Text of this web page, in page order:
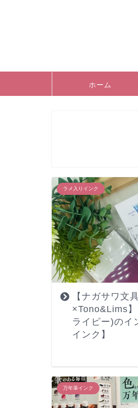
ホーム
ラメ入りインク
【ナガサワ文
×Tono&Lims
ライピー)のイ
インク】
万年筆インク